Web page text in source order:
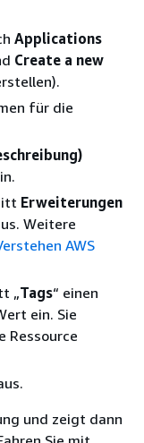
Applications
Create a new
für die
Erweiterungen
Weitere
AWS
„Tags“ einen
ein. Sie
Ressource
und zeigt dann